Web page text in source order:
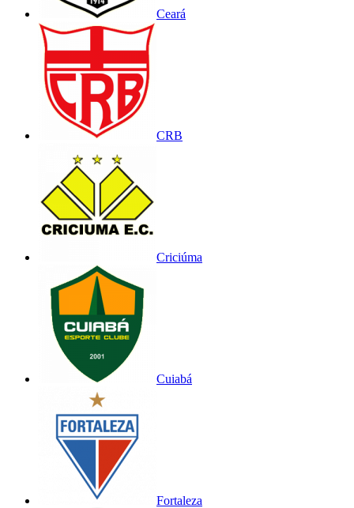
Ceará
CRB
Criciúma
Cuiabá
Fortaleza